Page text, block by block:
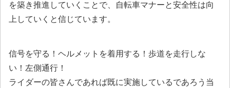
を築き推進していくことで、自転車マナーと安全性は向
上していくと信じています。
信号を守る！ヘルメットを着用する！歩道を走行しな
い！左側通行！
ライダーの皆さんであれば既に実施しているであろう当